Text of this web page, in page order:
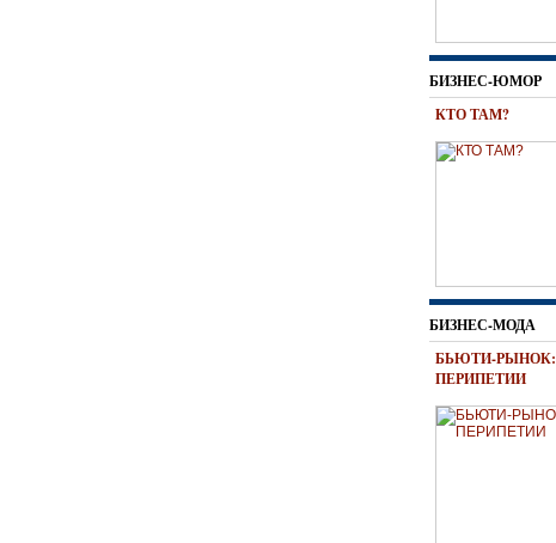
БИЗНЕС-ЮМОР
КТО ТАМ?
БИЗНЕС-МОДА
БЬЮТИ-РЫНОК:
ПЕРИПЕТИИ